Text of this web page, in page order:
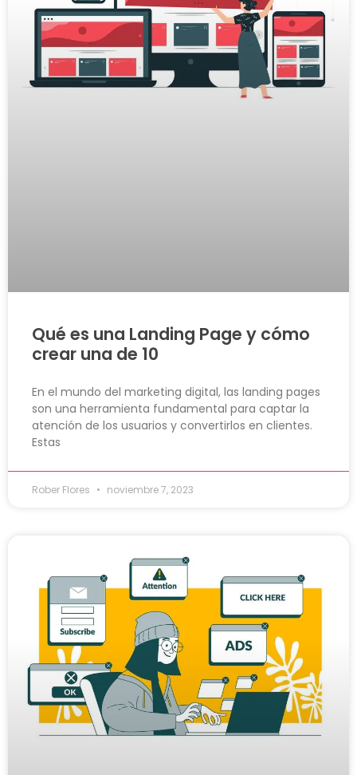
Qué es una Landing Page y cómo
crear una de 10
En el mundo del marketing digital, las landing pages
son una herramienta fundamental para captar la
atención de los usuarios y convertirlos en clientes.
Estas
Rober Flores noviembre 7, 2023